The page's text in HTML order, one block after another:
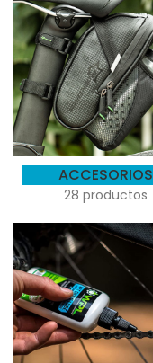
ACCESORIOS
28 productos